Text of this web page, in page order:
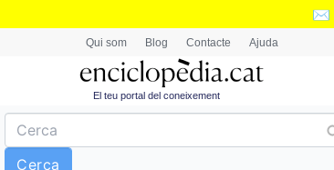
✉️
Qui som Blog Contacte Ajuda
El teu portal del coneixement